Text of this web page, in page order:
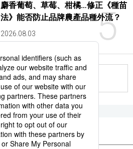
5
麝香葡萄、草莓、柑橘…修正《種苗
法》能否防止品牌農產品種外流？
2026.08.03
更多